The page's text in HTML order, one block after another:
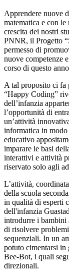
Apprendere nuove
matematica e con
crescita dei nostri
PNNR, il Progetto
permesso di
nuove competenze
corso di questo
A tal proposito ci fa
“Happy Coding”
dell’infanzia
l’opportunità di
un’attività
informatica in
educativo
imparare le basi
interattivi e attività
riservato solo agli
L’attività,
della scuola
in qualità di esperti
dell'infanzia
introdurre i bambini
di risolvere
sequenziali. In un
potuto cimentarsi
Bee-Bot, i quali
direzionali.